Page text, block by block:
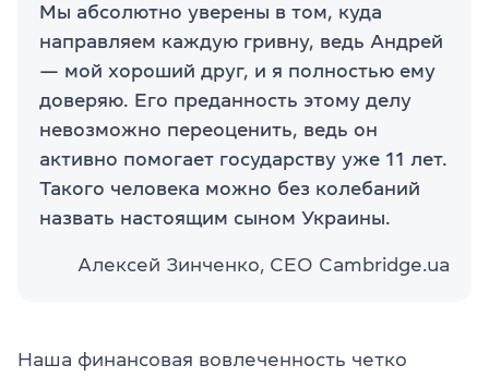
Мы абсолютно уверены в том, куда
направляем каждую гривну, ведь Андрей
— мой хороший друг, и я полностью ему
доверяю. Его преданность этому делу
невозможно переоценить, ведь он
активно помогает государству уже 11 лет.
Такого человека можно без колебаний
назвать настоящим сыном Украины.
Алексей Зинченко, СЕО Cambridge.ua
Наша финансовая вовлеченность четко